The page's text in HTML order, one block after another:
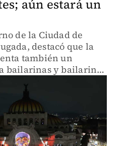
aún estará un
de la Ciudad de
destacó que la
también un
bailarinas y bailarines